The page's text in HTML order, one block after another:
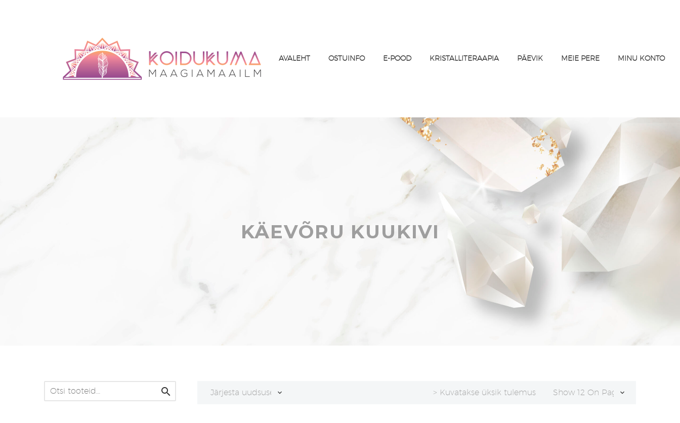
AVALEHT OSTUINFO E-POOD KRISTALLITERAAPIA PÄEVIK MEIE PERE MINU KONTO
KÄEVÕRU KUUKIVI
Järjesta uudsuse alusel Show 12 On Page
> Kuvatakse üksik tulemus
